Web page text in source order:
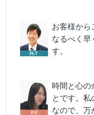
お客様から
なるべく早
す。
時間と心の
とです。私
なので、万